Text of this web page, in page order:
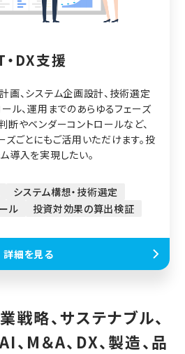
・DX支援
画、システム企画設計、技術選定
ル、運用までのあらゆるフェーズ
断やベンダーコントロールなど、
ズごとにもご活用いただけます。投
導入を実現したい。
システム構想・技術選定
ル
投資対効果の算出検証
詳細を見る
戦略、サステナブル、
M＆A、DX、製造、品